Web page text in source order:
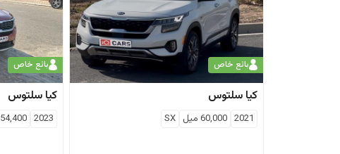
بائع خاص
كيا سلتوس
2021
60,000 ميل SX
بائع خاص
كيا سلتوس
2023
54,400